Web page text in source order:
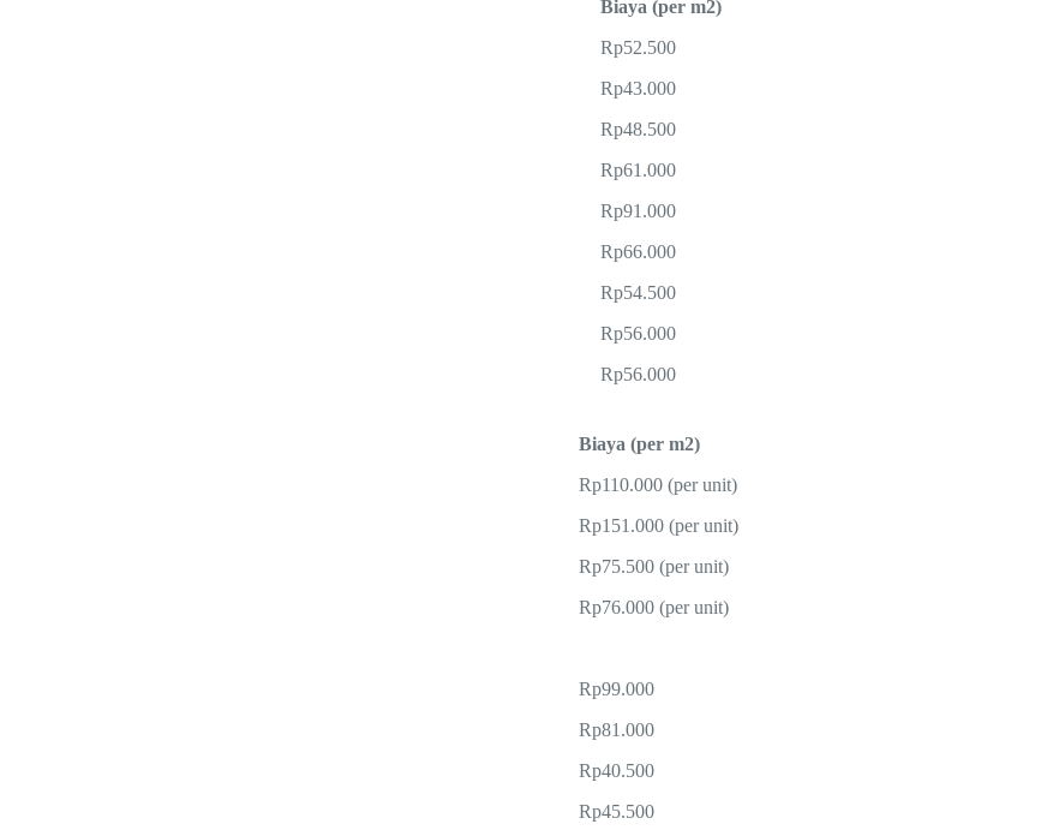
Biaya (per m2)
Rp52.500
Rp43.000
Rp48.500
Rp61.000
Rp91.000
Rp66.000
Rp54.500
Rp56.000
Rp56.000
Biaya (per m2)
Rp110.000 (per unit)
Rp151.000 (per unit)
Rp75.500 (per unit)
Rp76.000 (per unit)
Rp99.000
Rp81.000
Rp40.500
Rp45.500